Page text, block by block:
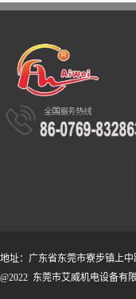
地址：广东省东莞市寮步镇上中
@2022 东莞市艾威机电设备有